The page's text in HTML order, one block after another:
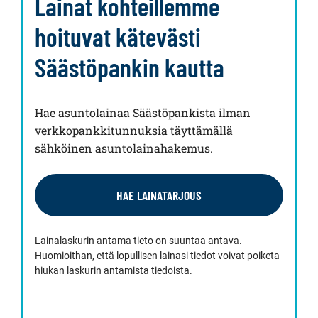
Lainat kohteillemme
hoituvat kätevästi
Säästöpankin kautta
Hae asuntolainaa Säästöpankista ilman
verkkopankkitunnuksia täyttämällä
sähköinen asuntolainahakemus.
HAE LAINATARJOUS
Lainalaskurin antama tieto on suuntaa antava.
Huomioithan, että lopullisen lainasi tiedot voivat poiketa
hiukan laskurin antamista tiedoista.